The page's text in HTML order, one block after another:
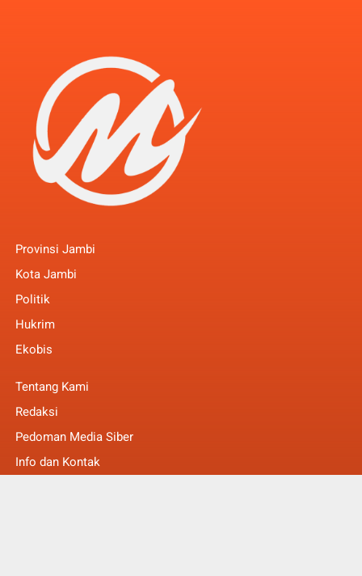
Provinsi Jambi
Kota Jambi
Politik
Hukrim
Ekobis
Tentang Kami
Redaksi
Pedoman Media Siber
Info dan Kontak